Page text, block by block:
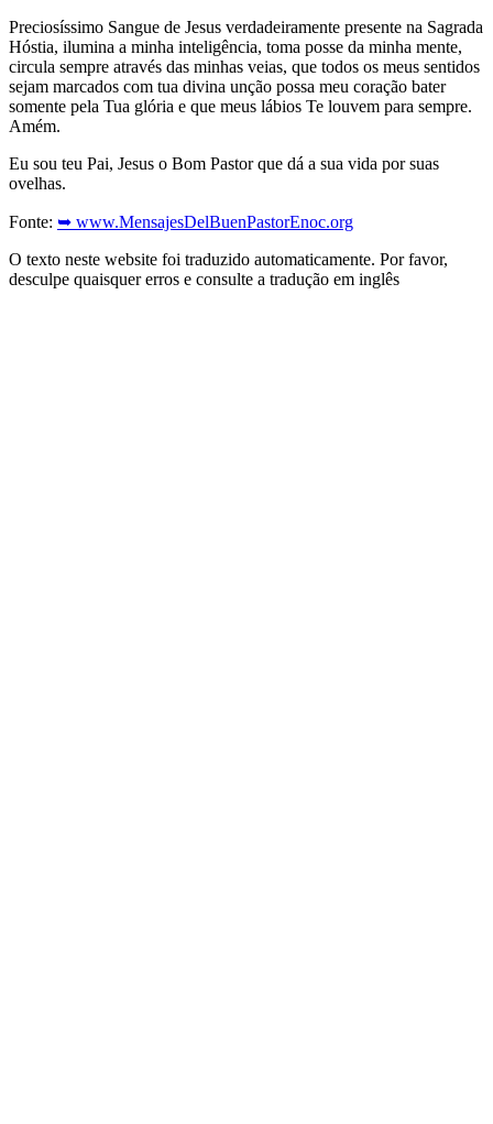
Preciosíssimo Sangue de Jesus verdadeiramente presente na Sagrada
Hóstia, ilumina a minha inteligência, toma posse da minha mente,
circula sempre através das minhas veias, que todos os meus sentidos
sejam marcados com tua divina unção possa meu coração bater
somente pela Tua glória e que meus lábios Te louvem para sempre.
Amém.
Eu sou teu Pai, Jesus o Bom Pastor que dá a sua vida por suas
ovelhas.
Fonte: ➥ www.MensajesDelBuenPastorEnoc.org
O texto neste website foi traduzido automaticamente. Por favor,
desculpe quaisquer erros e consulte a tradução em inglês